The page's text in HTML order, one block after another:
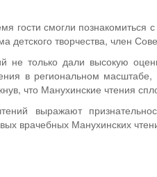
гости смогли познакомиться
детского творчества, член
не только дали высокую
в региональном
что Манухинские чтения
выражают
врачебных Манухинских